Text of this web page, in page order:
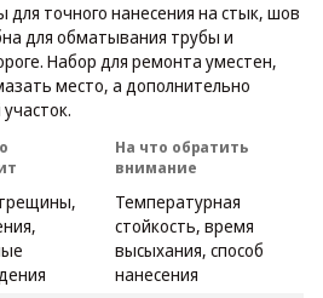
точного нанесения на стык, шов
для обматывания трубы и
Набор для ремонта уместен,
место, а дополнительно
На что обратить
внимание
Температурная
стойкость, время
высыхания, способ
нанесения